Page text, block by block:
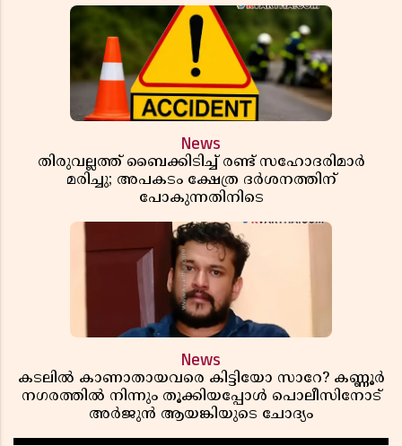
News
തിരുവല്ലത്ത് ബൈക്കിടിച്ച് രണ്ട് സഹോദരിമാർ
മരിച്ചു; അപകടം ക്ഷേത്ര ദർശനത്തിന്
പോകുന്നതിനിടെ
News
കടലിൽ കാണാതായവരെ കിട്ടിയോ സാറേ? കണ്ണൂർ
നഗരത്തിൽ നിന്നും തൂക്കിയപ്പോൾ പൊലീസിനോട്
അർജുൻ ആയങ്കിയുടെ ചോദ്യം